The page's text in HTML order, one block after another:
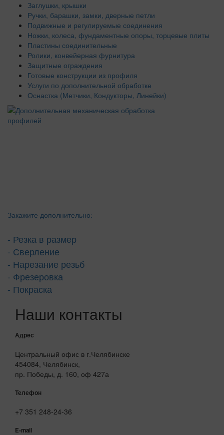
Заглушки, крышки
Ручки, барашки, замки, дверные петли
Подвижные и регулируемые соединения
Ножки, колеса, фундаментные опоры, торцевые плиты
Пластины соединительные
Ролики, конвейерная фурнитура
Защитные ограждения
Готовые конструкции из профиля
Услуги по дополнительной обработке
Оснастка (Метчики, Кондукторы, Линейки)
Закажите дополнительно:
- Резка в размер
- Сверление
- Нарезание резьб
- Фрезеровка
- Покраска
Наши контакты
Адрес
Центральный офис в г.Челябинске
454084, Челябинск,
пр. Победы, д. 160, оф 427а
Телефон
+7 351 248-24-36
E-mail